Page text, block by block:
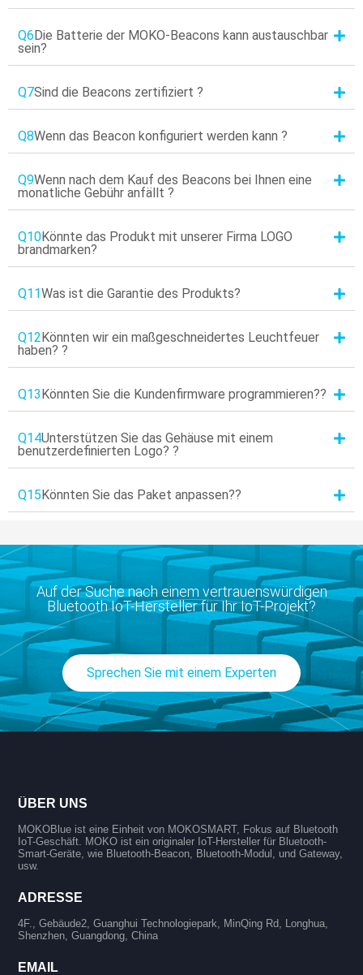
Q6Die Batterie der MOKO-Beacons kann austauschbar
sein?
Q7Sind die Beacons zertifiziert ?
Q8Wenn das Beacon konfiguriert werden kann ?
Q9Wenn nach dem Kauf des Beacons bei Ihnen eine
monatliche Gebühr anfällt ?
Q10Könnte das Produkt mit unserer Firma LOGO
brandmarken?
Q11Was ist die Garantie des Produkts?
Q12Könnten wir ein maßgeschneidertes Leuchtfeuer
haben? ?
Q13Könnten Sie die Kundenfirmware programmieren??
Q14Unterstützen Sie das Gehäuse mit einem
benutzerdefinierten Logo? ?
Q15Könnten Sie das Paket anpassen??
Auf der Suche nach einem vertrauenswürdigen
Bluetooth IoT-Hersteller für Ihr IoT-Projekt?
Sprechen Sie mit einem Experten
ÜBER UNS
MOKOBlue ist eine Einheit von MOKOSMART, Fokus auf Bluetooth
IoT-Geschäft. MOKO ist ein originaler IoT-Hersteller für Bluetooth-
Smart-Geräte, wie Bluetooth-Beacon, Bluetooth-Modul, und Gateway,
usw.
ADRESSE
4F., Gebäude2, Guanghui Technologiepark, MinQing Rd, Longhua,
Shenzhen, Guangdong, China
EMAIL